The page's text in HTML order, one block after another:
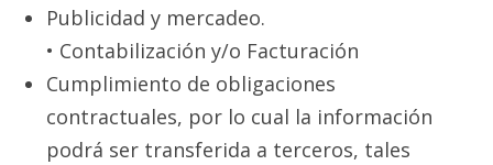
Publicidad y mercadeo.
• Contabilización y/o Facturación
Cumplimiento de obligaciones
contractuales, por lo cual la información
podrá ser transferida a terceros, tales